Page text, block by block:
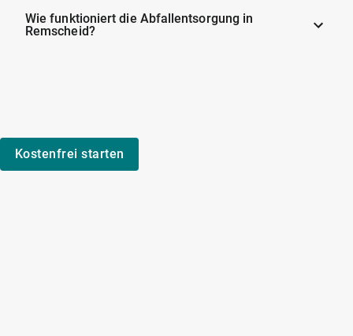
Wie funktioniert die Abfallentsorgung in
Remscheid?
Kostenfrei starten